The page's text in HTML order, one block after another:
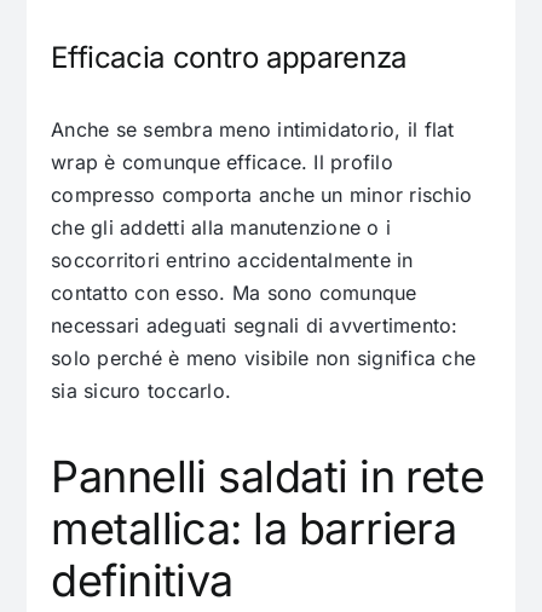
Efficacia contro apparenza
Anche se sembra meno intimidatorio, il flat
wrap è comunque efficace. Il profilo
compresso comporta anche un minor rischio
che gli addetti alla manutenzione o i
soccorritori entrino accidentalmente in
contatto con esso. Ma sono comunque
necessari adeguati segnali di avvertimento:
solo perché è meno visibile non significa che
sia sicuro toccarlo.
Pannelli saldati in rete
metallica: la barriera
definitiva